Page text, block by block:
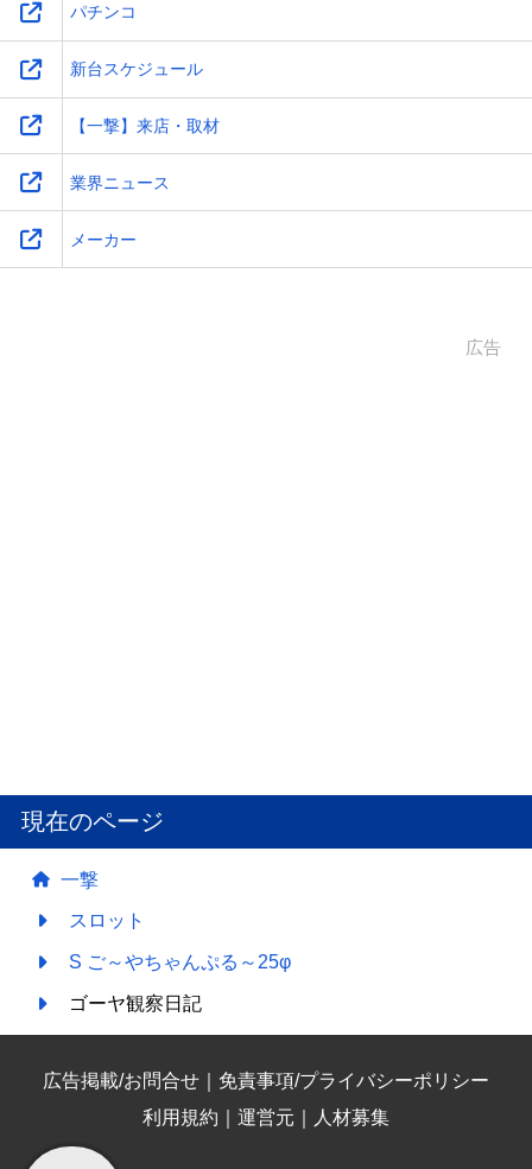
パチンコ
新台スケジュール
【一撃】来店・取材
業界ニュース
メーカー
広告
現在のページ
一撃
スロット
S ご～やちゃんぷる～25φ
ゴーヤ観察日記
広告掲載/お問合せ ｜ 免責事項/プライバシーポリシー
利用規約 ｜ 運営元 ｜ 人材募集